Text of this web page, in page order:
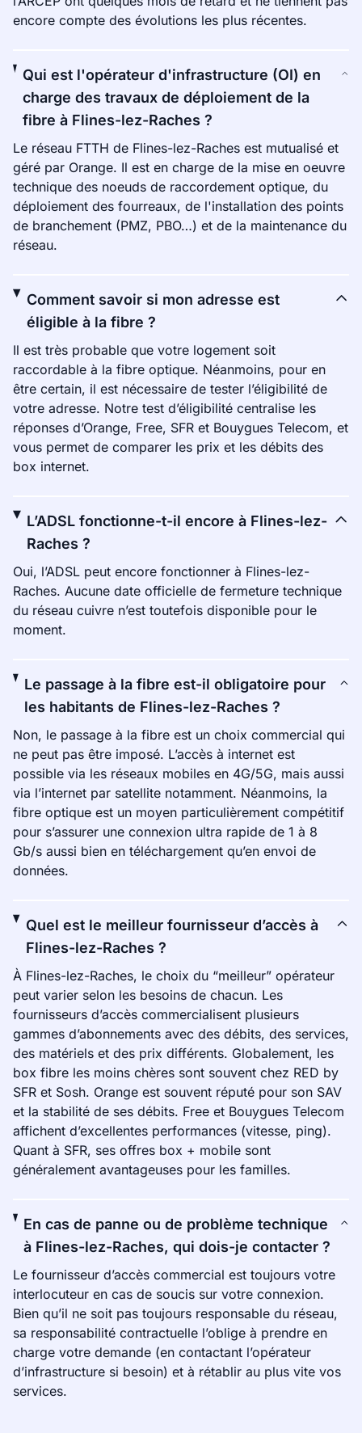
encore compte des évolutions les plus récentes.
Qui est l'opérateur d'infrastructure (OI) en
charge des travaux de déploiement de la
fibre à Flines-lez-Raches ?
Le réseau FTTH de Flines-lez-Raches est mutualisé et
géré par Orange. Il est en charge de la mise en oeuvre
technique des noeuds de raccordement optique, du
déploiement des fourreaux, de l'installation des points
de branchement (PMZ, PBO…) et de la maintenance du
réseau.
Comment savoir si mon adresse est
éligible à la fibre ?
Il est très probable que votre logement soit
raccordable à la fibre optique. Néanmoins, pour en
être certain, il est nécessaire de tester l’éligibilité de
votre adresse. Notre test d’éligibilité centralise les
réponses d’Orange, Free, SFR et Bouygues Telecom, et
vous permet de comparer les prix et les débits des
box internet.
L’ADSL fonctionne-t-il encore à Flines-lez-
Raches ?
Oui, l’ADSL peut encore fonctionner à Flines-lez-
Raches. Aucune date officielle de fermeture technique
du réseau cuivre n’est toutefois disponible pour le
moment.
Le passage à la fibre est-il obligatoire pour
les habitants de Flines-lez-Raches ?
Non, le passage à la fibre est un choix commercial qui
ne peut pas être imposé. L’accès à internet est
possible via les réseaux mobiles en 4G/5G, mais aussi
via l’internet par satellite notamment. Néanmoins, la
fibre optique est un moyen particulièrement compétitif
pour s’assurer une connexion ultra rapide de 1 à 8
Gb/s aussi bien en téléchargement qu’en envoi de
données.
Quel est le meilleur fournisseur d’accès à
Flines-lez-Raches ?
À Flines-lez-Raches, le choix du “meilleur” opérateur
peut varier selon les besoins de chacun. Les
fournisseurs d’accès commercialisent plusieurs
gammes d’abonnements avec des débits, des services,
des matériels et des prix différents. Globalement, les
box fibre les moins chères sont souvent chez RED by
SFR et Sosh. Orange est souvent réputé pour son SAV
et la stabilité de ses débits. Free et Bouygues Telecom
affichent d’excellentes performances (vitesse, ping).
Quant à SFR, ses offres box + mobile sont
généralement avantageuses pour les familles.
En cas de panne ou de problème technique
à Flines-lez-Raches, qui dois-je contacter ?
Le fournisseur d’accès commercial est toujours votre
interlocuteur en cas de soucis sur votre connexion.
Bien qu’il ne soit pas toujours responsable du réseau,
sa responsabilité contractuelle l’oblige à prendre en
charge votre demande (en contactant l’opérateur
d’infrastructure si besoin) et à rétablir au plus vite vos
services.